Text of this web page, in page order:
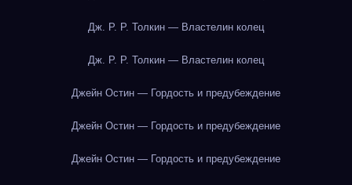
Дж. Р. Р. Толкин — Властелин колец
Дж. Р. Р. Толкин — Властелин колец
Джейн Остин — Гордость и предубеждение
Джейн Остин — Гордость и предубеждение
Джейн Остин — Гордость и предубеждение